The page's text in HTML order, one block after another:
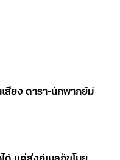
สียง ดารา-นักพากย์มี